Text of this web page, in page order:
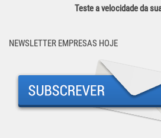
Teste a velocidade da
NEWSLETTER EMPRESAS HOJE